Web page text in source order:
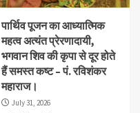
पार्थिव पूजन का आध्यात्मिक
महत्व अत्यंत प्रेरणादायी,
भगवान शिव की कृपा से दूर होते
हैं समस्त कष्ट – पं. रविशंकर
महाराज।
July 31, 2026